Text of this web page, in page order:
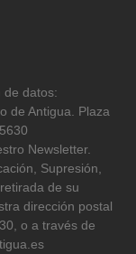
de datos:
de Antigua. Plaza
Newsletter.
Supresión,
de su
dirección postal
o a través de